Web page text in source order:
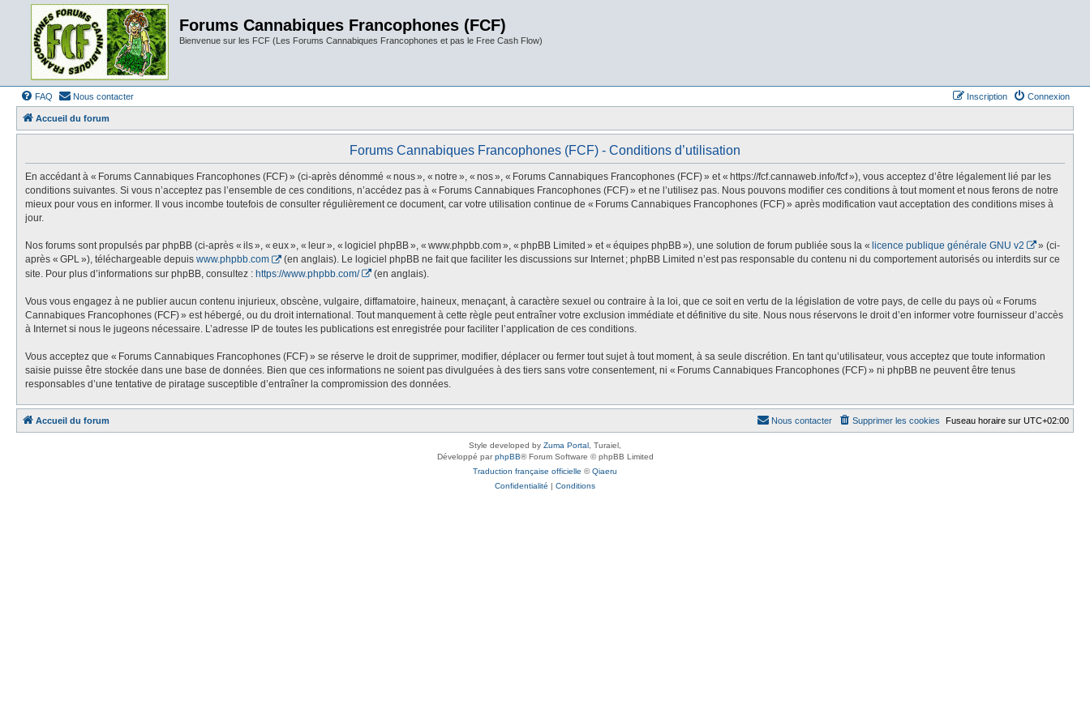
Forums Cannabiques Francophones (FCF)
Bienvenue sur les FCF (Les Forums Cannabiques Francophones et pas le Free Cash Flow)
FAQ Nous contacter Connexion
Inscription
Accueil du forum
Forums Cannabiques Francophones (FCF) - Conditions d’utilisation
En accédant à « Forums Cannabiques Francophones (FCF) » (ci-après dénommé « nous », « notre », « nos », « Forums Cannabiques Francophones (FCF) » et « https://fcf.cannaweb.info/fcf »), vous acceptez d’être légalement lié par les
conditions suivantes. Si vous n’acceptez pas l’ensemble de ces conditions, n’accédez pas à « Forums Cannabiques Francophones (FCF) » et ne l’utilisez pas. Nous pouvons modifier ces conditions à tout moment et nous ferons de notre
mieux pour vous en informer. Il vous incombe toutefois de consulter régulièrement ce document, car votre utilisation continue de « Forums Cannabiques Francophones (FCF) » après modification vaut acceptation des conditions mises à
jour.
Nos forums sont propulsés par phpBB (ci-après « ils », « eux », « leur », « logiciel phpBB », « www.phpbb.com », « phpBB Limited » et « équipes phpBB »), une solution de forum publiée sous la « licence publique générale GNU v2
» (ci-
après « GPL »), téléchargeable depuis www.phpbb.com
(en anglais). Le logiciel phpBB ne fait que faciliter les discussions sur Internet ; phpBB Limited n’est pas responsable du contenu ni du comportement autorisés ou interdits sur ce
site. Pour plus d’informations sur phpBB, consultez : https://www.phpbb.com/ (en anglais).
Vous vous engagez à ne publier aucun contenu injurieux, obscène, vulgaire, diffamatoire, haineux, menaçant, à caractère sexuel ou contraire à la loi, que ce soit en vertu de la législation de votre pays, de celle du pays où « Forums
Cannabiques Francophones (FCF) » est hébergé, ou du droit international. Tout manquement à cette règle peut entraîner votre exclusion immédiate et définitive du site. Nous nous réservons le droit d’en informer votre fournisseur d’accès
à Internet si nous le jugeons nécessaire. L’adresse IP de toutes les publications est enregistrée pour faciliter l’application de ces conditions.
Vous acceptez que « Forums Cannabiques Francophones (FCF) » se réserve le droit de supprimer, modifier, déplacer ou fermer tout sujet à tout moment, à sa seule discrétion. En tant qu’utilisateur, vous acceptez que toute information
saisie puisse être stockée dans une base de données. Bien que ces informations ne soient pas divulguées à des tiers sans votre consentement, ni « Forums Cannabiques Francophones (FCF) » ni phpBB ne peuvent être tenus
responsables d’une tentative de piratage susceptible d’entraîner la compromission des données.
Accueil du forum Fuseau horaire sur UTC+02:00
Supprimer les cookies
Nous contacter
Style developed by Zuma Portal , Turaiel,
Développé parphpBB® Forum Software © phpBB Limited
Traduction française officielle ©Qiaeru
Confidentialité | Conditions